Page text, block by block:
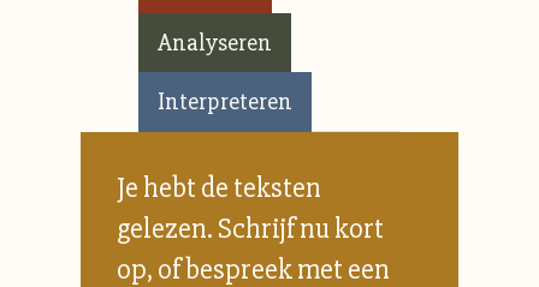
Analyseren
Interpreteren
Je hebt de teksten
gelezen. Schrijf nu kort
op, of bespreek met een